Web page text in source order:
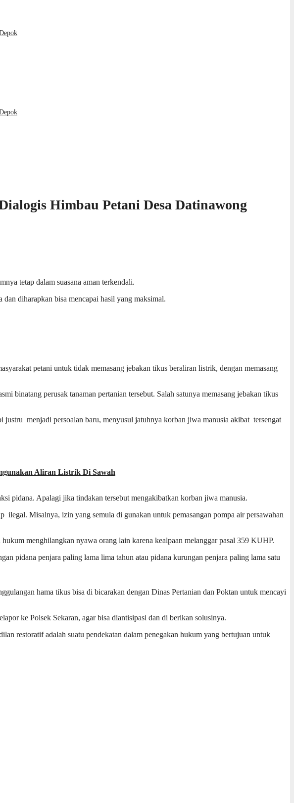
Himbau Petani Desa Datinawong
tetap dalam suasana aman terkendali.
dan diharapkan bisa mencapai hasil yang maksimal.
petani untuk tidak memasang jebakan tikus beraliran listrik, dengan memasang
binatang perusak tanaman pertanian tersebut. Salah satunya memasang jebakan tikus
justru menjadi persoalan baru, menyusul jatuhnya korban jiwa manusia akibat tersengat
Aliran Listrik Di Sawah
pidana. Apalagi jika tindakan tersebut mengakibatkan korban jiwa manusia.
ilegal. Misalnya, izin yang semula di gunakan untuk pemasangan pompa air persawahan
menghilangkan nyawa orang lain karena kealpaan melanggar pasal 359 KUHP.
pidana penjara paling lama lima tahun atau pidana kurungan penjara paling lama satu
hama tikus bisa di bicarakan dengan Dinas Pertanian dan Poktan untuk mencayi
ke Polsek Sekaran, agar bisa diantisipasi dan di berikan solusinya.
restoratif adalah suatu pendekatan dalam penegakan hukum yang bertujuan untuk